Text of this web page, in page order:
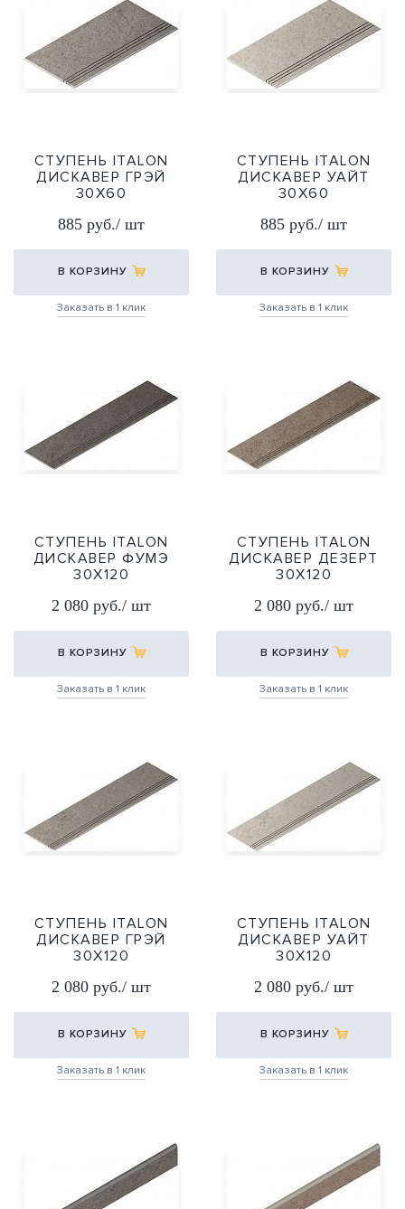
СТУПЕНЬ ITALON
ДИСКАВЕР ГРЭЙ
30Х60
885 руб./ шт
В КОРЗИНУ
Заказать в 1 клик
СТУПЕНЬ ITALON
ДИСКАВЕР УАЙТ
30Х60
885 руб./ шт
В КОРЗИНУ
Заказать в 1 клик
СТУПЕНЬ ITALON
ДИСКАВЕР ФУМЭ
30Х120
2 080 руб./ шт
В КОРЗИНУ
Заказать в 1 клик
СТУПЕНЬ ITALON
ДИСКАВЕР ДЕЗЕРТ
30Х120
2 080 руб./ шт
В КОРЗИНУ
Заказать в 1 клик
СТУПЕНЬ ITALON
ДИСКАВЕР ГРЭЙ
30Х120
2 080 руб./ шт
В КОРЗИНУ
Заказать в 1 клик
СТУПЕНЬ ITALON
ДИСКАВЕР УАЙТ
30Х120
2 080 руб./ шт
В КОРЗИНУ
Заказать в 1 клик